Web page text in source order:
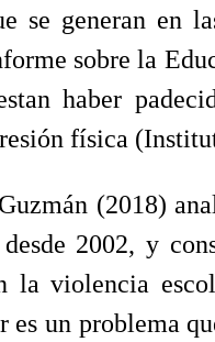
se generan en
sobre la
haber
física
(2018)
2002, y
la violencia
es un problema